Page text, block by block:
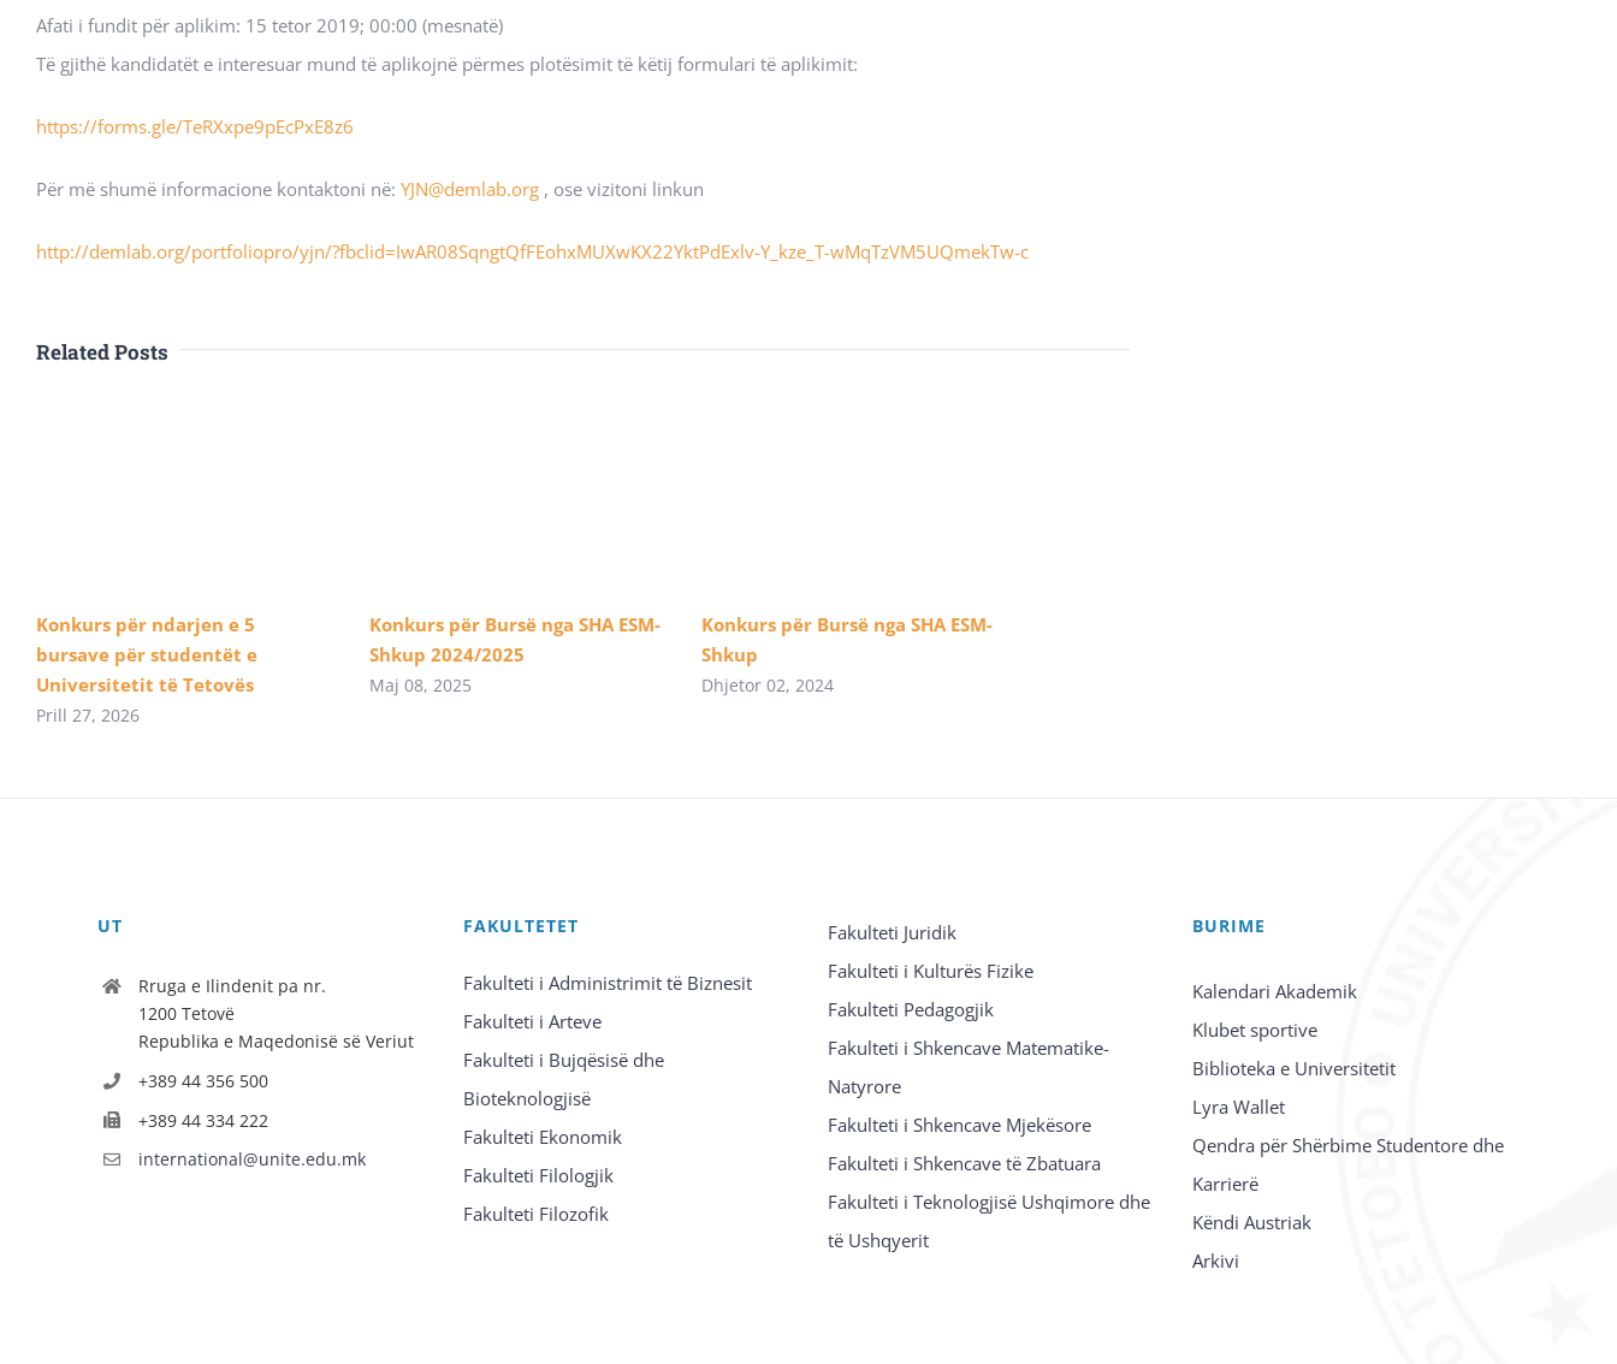
Afati i fundit për aplikim: 15 tetor 2019; 00:00 (mesnatë)
Të gjithë kandidatët e interesuar mund të aplikojnë përmes plotësimit të këtij formulari të aplikimit:
https://forms.gle/TeRXxpe9pEcPxE8z6
Për më shumë informacione kontaktoni në: YJN@demlab.org , ose vizitoni linkun
http://demlab.org/portfoliopro/yjn/?fbclid=IwAR08SqngtQfFEohxMUXwKX22YktPdExlv-Y_kze_T-wMqTzVM5UQmekTw-c
Related Posts
Konkurs për ndarjen e 5
bursave për studentët e
Universitetit të Tetovës
Prill 27, 2026
Konkurs për Bursë nga SHA ESM-
Shkup 2024/2025
Maj 08, 2025
Konkurs për Bursë nga SHA ESM-
Shkup
Dhjetor 02, 2024
UT
Rruga e Ilindenit pa nr.
1200 Tetovë
Republika e Maqedonisë së Veriut
+389 44 356 500
+389 44 334 222
international@unite.edu.mk
FAKULTETET
Fakulteti i Administrimit të Biznesit
Fakulteti i Arteve
Fakulteti i Bujqësisë dhe
Bioteknologjisë
Fakulteti Ekonomik
Fakulteti Filologjik
Fakulteti Filozofik
Fakulteti Juridik
Fakulteti i Kulturës Fizike
Fakulteti Pedagogjik
Fakulteti i Shkencave Matematike-
Natyrore
Fakulteti i Shkencave Mjekësore
Fakulteti i Shkencave të Zbatuara
Fakulteti i Teknologjisë Ushqimore dhe
të Ushqyerit
BURIME
Kalendari Akademik
Klubet sportive
Biblioteka e Universitetit
Lyra Wallet
Qendra për Shërbime Studentore dhe
Karrierë
Këndi Austriak
Arkivi